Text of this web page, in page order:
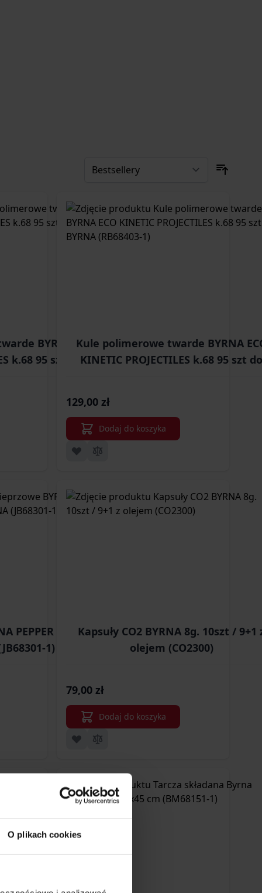
O plikach cookies
BYRNA
k.68 95 szt do
Kule polimerowe twarde BYRNA
KINETIC PROJECTILES k.68 95 szt
129,00 zł
Dodaj do koszyka
PEPPER k.68 5
1)
Kapsuły CO2 BYRNA 8g. 10szt / 9+1
olejem (CO2300)
79,00 zł
Dodaj do koszyka